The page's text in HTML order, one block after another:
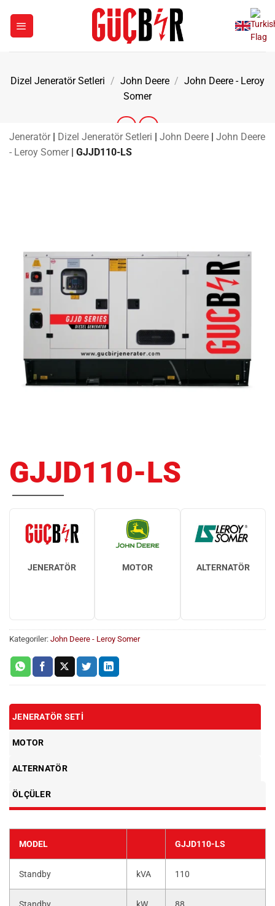
Dizel Jeneratör Setleri / John Deere / John Deere - Leroy
Somer
Jeneratör | Dizel Jeneratör Setleri | John Deere | John Deere
- Leroy Somer | GJJD110-LS
GJJD110-LS
JENERATÖR MOTOR ALTERNATÖR
Kategoriler: John Deere - Leroy Somer
JENERATÖR SETI
MOTOR
ALTERNATÖR
ÖLÇÜLER
MODEL GJJD110-LS
Standby kVA 110